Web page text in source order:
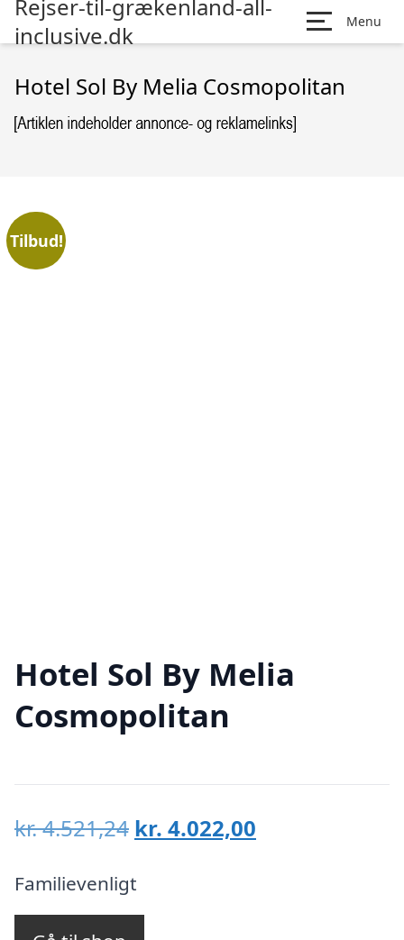
Rejser-til-grækenland-all-
inclusive.dk
Menu
Hotel Sol By Melia Cosmopolitan
Tilbud!
Hotel Sol By Melia
Cosmopolitan
kr.4.521,24 Den
pris
var:
kr. 4.022,00
Familievenligt